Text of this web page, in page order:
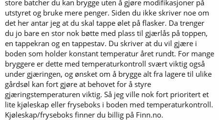
skulle ønske å oppgradere utstyr eller oppskalere så vil det ikke bli
en helt annen prosess enn det jeg har lært meg og er vant til.
Tar i mot alt av forslag og hjelp
store batcher du kan brygge uten å gjøre modifikasjoner på
utstyret og bruke mere penger. Siden du ikke skriver noe om
det her antar jeg at du skal tappe ølet på flasker. Da trenger
du jo bare en stor nok bøtte med plass til gjærlås på toppen,
en tappekran og en tappestav. Du skriver at du vil gjære i
boden som holder konstant temperatur året rundt. For mange
bryggere er dette med temperaturkontroll svært viktig også
under gjæringen, og ønsket om å brygge alt fra lagere til ulike
gårdsøl kan fort gjøre at behovet for å styre
gjæringstemperaturen viktig. Så jeg ville nok fort prioritert et
lite kjøleskap eller fryseboks i boden med temperaturkontroll.
Kjøleskap/fryseboks finner du billig på Finn.no.